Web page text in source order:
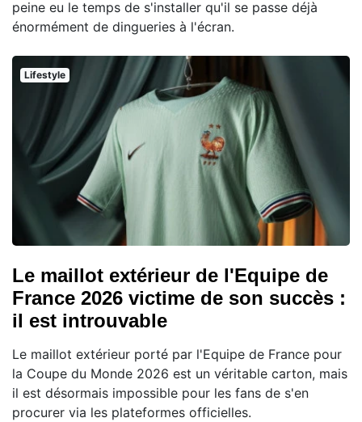
peine eu le temps de s'installer qu'il se passe déjà
énormément de dingueries à l'écran.
Lifestyle
Le maillot extérieur de l'Equipe de
France 2026 victime de son succès :
il est introuvable
Le maillot extérieur porté par l'Equipe de France pour
la Coupe du Monde 2026 est un véritable carton, mais
il est désormais impossible pour les fans de s'en
procurer via les plateformes officielles.